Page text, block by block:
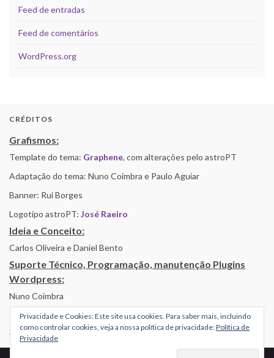
Feed de entradas
Feed de comentários
WordPress.org
CRÉDITOS
Grafismos:
Template do tema: Graphene, com alterações pelo astroPT
Adaptação do tema: Nuno Coimbra e Paulo Aguiar
Banner: Rui Borges
Logotipo astroPT: José Raeiro
Ideia e Conceito:
Carlos Oliveira e Daniel Bento
Suporte Técnico, Programação, manutenção Plugins
Wordpress:
Nuno Coimbra
Alojamento por Simbiose
Privacidade e Cookies: Este site usa cookies. Para saber mais, incluindo
como controlar cookies, veja a nossa política de privacidade:Política de
Privacidade